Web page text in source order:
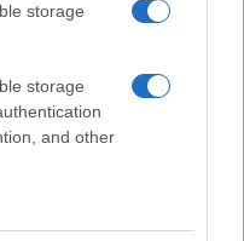
storage
storage
and other
tra mastering,